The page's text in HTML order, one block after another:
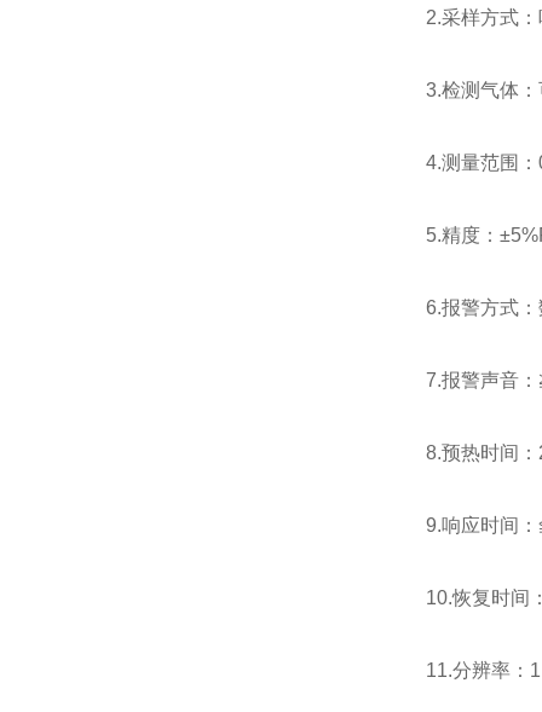
2.采样方式
3.检测气体
4.测量范围
5.精度：
6.报警方式
7.报警声音
8.预热时间
9.响应时间
10.恢复时间
11.分辨率：